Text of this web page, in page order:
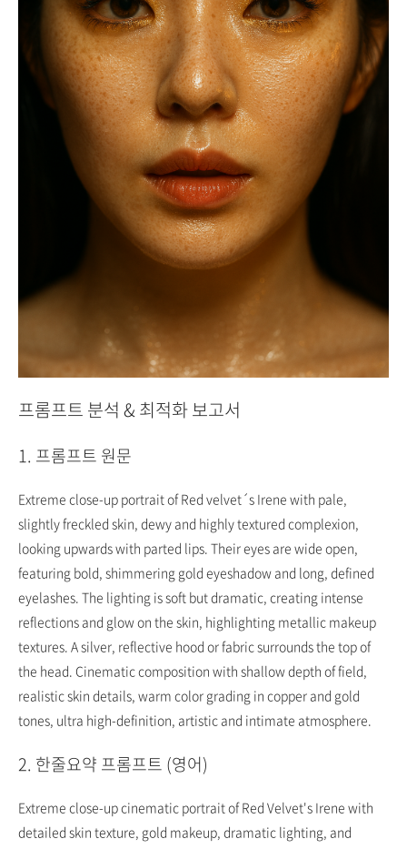
프롬프트 분석 & 최적화 보고서
1. 프롬프트 원문
Extreme close-up portrait of Red velvet´s Irene with pale,
slightly freckled skin, dewy and highly textured complexion,
looking upwards with parted lips. Their eyes are wide open,
featuring bold, shimmering gold eyeshadow and long, defined
eyelashes. The lighting is soft but dramatic, creating intense
reflections and glow on the skin, highlighting metallic makeup
textures. A silver, reflective hood or fabric surrounds the top of
the head. Cinematic composition with shallow depth of field,
realistic skin details, warm color grading in copper and gold
tones, ultra high-definition, artistic and intimate atmosphere.
2. 한줄요약 프롬프트 (영어)
Extreme close-up cinematic portrait of Red Velvet's Irene with
detailed skin texture, gold makeup, dramatic lighting, and